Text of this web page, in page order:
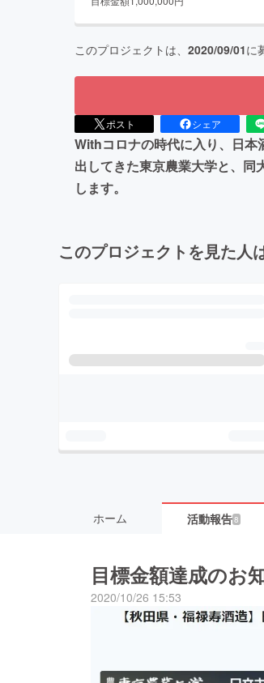
このプロジェクトは、 2020/09/01に
ポスト シェア
Withコロナの時代に入り、日本
出してきた東京農業大学と、
します。
このプロジェクトを見た人
ホーム 活動報告8
目標金額達成のお
2020/10/26 15:53